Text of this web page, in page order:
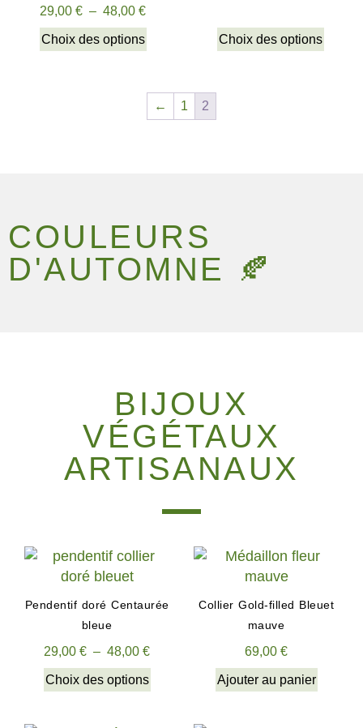
29,00 € – 48,00 €
Choix des options Choix des options
← 1 2
COULEURS
D'AUTOMNE 🍂
BIJOUX
VÉGÉTAUX
ARTISANAUX
Pendentif doré Centaurée
bleue
29,00 € – 48,00 €
Choix des options
Collier Gold-filled Bleuet
mauve
69,00 €
Ajouter au panier